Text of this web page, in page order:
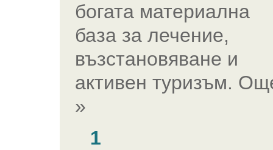
богата материална
база за лечение,
възстановяване и
активен туризъм.
»
1